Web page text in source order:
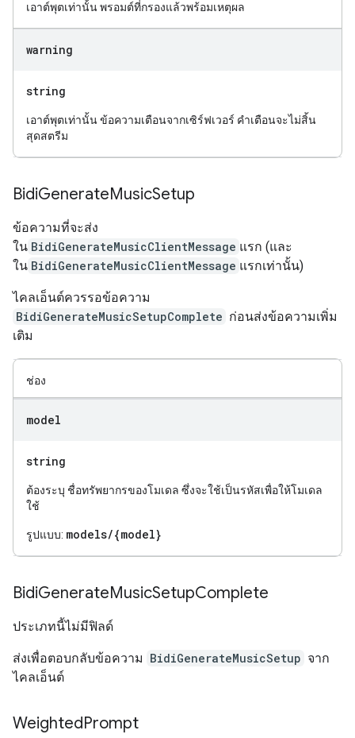
เอาต์พุตเท่านั้น พรอมต์ที่กรองแล้วพร้อมเหตุผล
warning
string
เอาต์พุตเท่านั้น ข้อความเตือนจากเซิร์ฟเวอร์ คำเตือนจะไม่สิ้น
สุดสตรีม
BidiGenerateMusicSetup
ข้อความที่จะส่ง
ใน BidiGenerateMusicClientMessage แรก (และ
ใน BidiGenerateMusicClientMessage แรกเท่านั้น)
ไคลเอ็นต์ควรรอข้อความ
BidiGenerateMusicSetupComplete ก่อนส่งข้อความเพิ่ม
เติม
ช่อง
model
string
ต้องระบุ ชื่อทรัพยากรของโมเดล ซึ่งจะใช้เป็นรหัสเพื่อให้โมเดล
ใช้
รูปแบบ: models/{model}
BidiGenerateMusicSetupComplete
ประเภทนี้ไม่มีฟิลด์
ส่งเพื่อตอบกลับข้อความ BidiGenerateMusicSetup จาก
ไคลเอ็นต์
WeightedPrompt